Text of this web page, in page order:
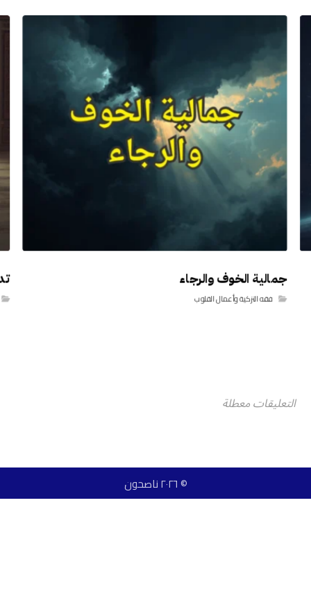
جمالية الخوف والرجاء
فقه التزكية وأعمال القلوب
التعليقات معطلة
© ٢٠٢٦ ناصحون